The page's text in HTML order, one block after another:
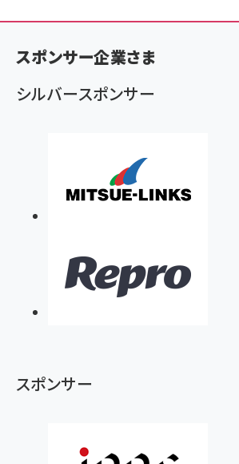
く
ず
スポンサー企業さま
シルバースポンサー
スポンサー